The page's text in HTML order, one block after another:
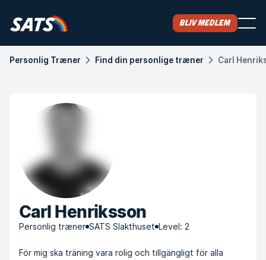
Bliv medlem
Personlig Træner Find din personlige træner Carl
Carl Henriksson
Personlig træner SATS Slakthuset Level: 2
För mig ska träning vara rolig och tillgängligt för alla